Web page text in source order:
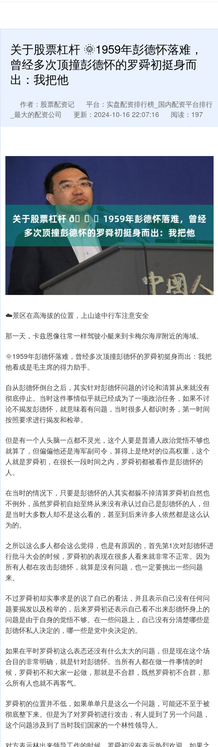
关于股票杠杆 🌞1959年彭德怀落难，
曾经多次顶撞彭德怀的罗舜初挺身而
出：我把他
作者：股票配资记
平台：实盘配资排行榜_国内配资平台排行
_最大的配资公司
更新：2024-10-16 22:07:16 阅读：197
☁️景区在高海拔的位置，上山途中行车注意安全
那一天，卡兹恩像往常一样驾驶小艇来到卡梅尔海岸附近的海域。
🌞1959年彭德怀落难，曾经多次顶撞彭德怀的罗舜初挺身而出：我把
他看成是毛主席的得力助手。
自从彭德怀倒台之后，其实针对彭德怀问题的讨论和清算从来就没有
彻底停止。当时这件事情似乎就已经成为了一项政治任务，如果不讨
论不揭发彭德怀，就意味着有问题，当时很多人都识时务，第一时间
按照要求进行揭发和检举。
但是有一个人头脑一点都不灵光，这个人要是普通人政治觉悟不够也
就算了，但偏偏他还是海军副司令，算得上是绝对的位高权重，这个
人就是罗舜初，在很长一段时间之内，罗舜初都被看作是彭德怀的
人。
在当时的情况下，只要是彭德怀的人其实都躲不掉清算罗舜初自然也
不例外，虽然罗舜初自始至终从来没有承认过自己是彭德怀的人，但
是当时大多数人却不是这么看的，甚至到后来许多人依然都是这么认
为的。
之所以这么多人都会这么觉得，也是有原因的，首先第1次对彭德怀进
行批斗大会的时候，罗舜初的表现在很多人看来就非常不正常。因为
所有人都在攻击彭德怀，就算是没有问题，也一定要挑出一些问题
来。
不过罗舜初却实事求是的说了自己的看法，并且表示自己没有任何问
题要揭发以及检举的，后来罗舜初还表示自己看不出来彭德怀身上的
问题是由于自身的觉悟不够。在一些问题上，自己没有分清楚哪些是
彭德怀私人决定的，哪一些是党中央决定的。
如果在平时罗舜初这么表态还没有什么太大的问题，但是现在这个场
合目的非常明确，就是针对彭德怀。当所有人都在做一件事情的时
候，罗舜初不和大家一起做，那就是不合群，既然罗舜初不合群，那
么所有人也就不再客气。
罗舜初的位置并不低，如果单单只是这么一个问题，可能还不至于被
彻底整下来。但是为了对罗舜初进行攻击，有人提到了另一个问题，
这个问题涉及到了当时我们国家的一个林性领导人。